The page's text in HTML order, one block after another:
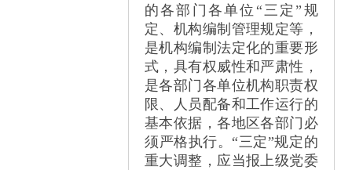
的各部门各单位 “三定” 规
定、机构编制管理规定等，
是机构编制法定化的重要形
式，具有权威性和严肃性，
是各部门各单位机构职责权
限、人员配备和工作运行的
基本依据，各地区各部门必
须严格执行。 “三定”规定的
重大调整，应当报上级党委